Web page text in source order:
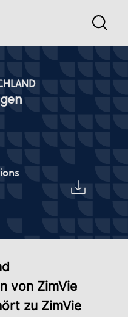
von ZimVie
zu ZimVie